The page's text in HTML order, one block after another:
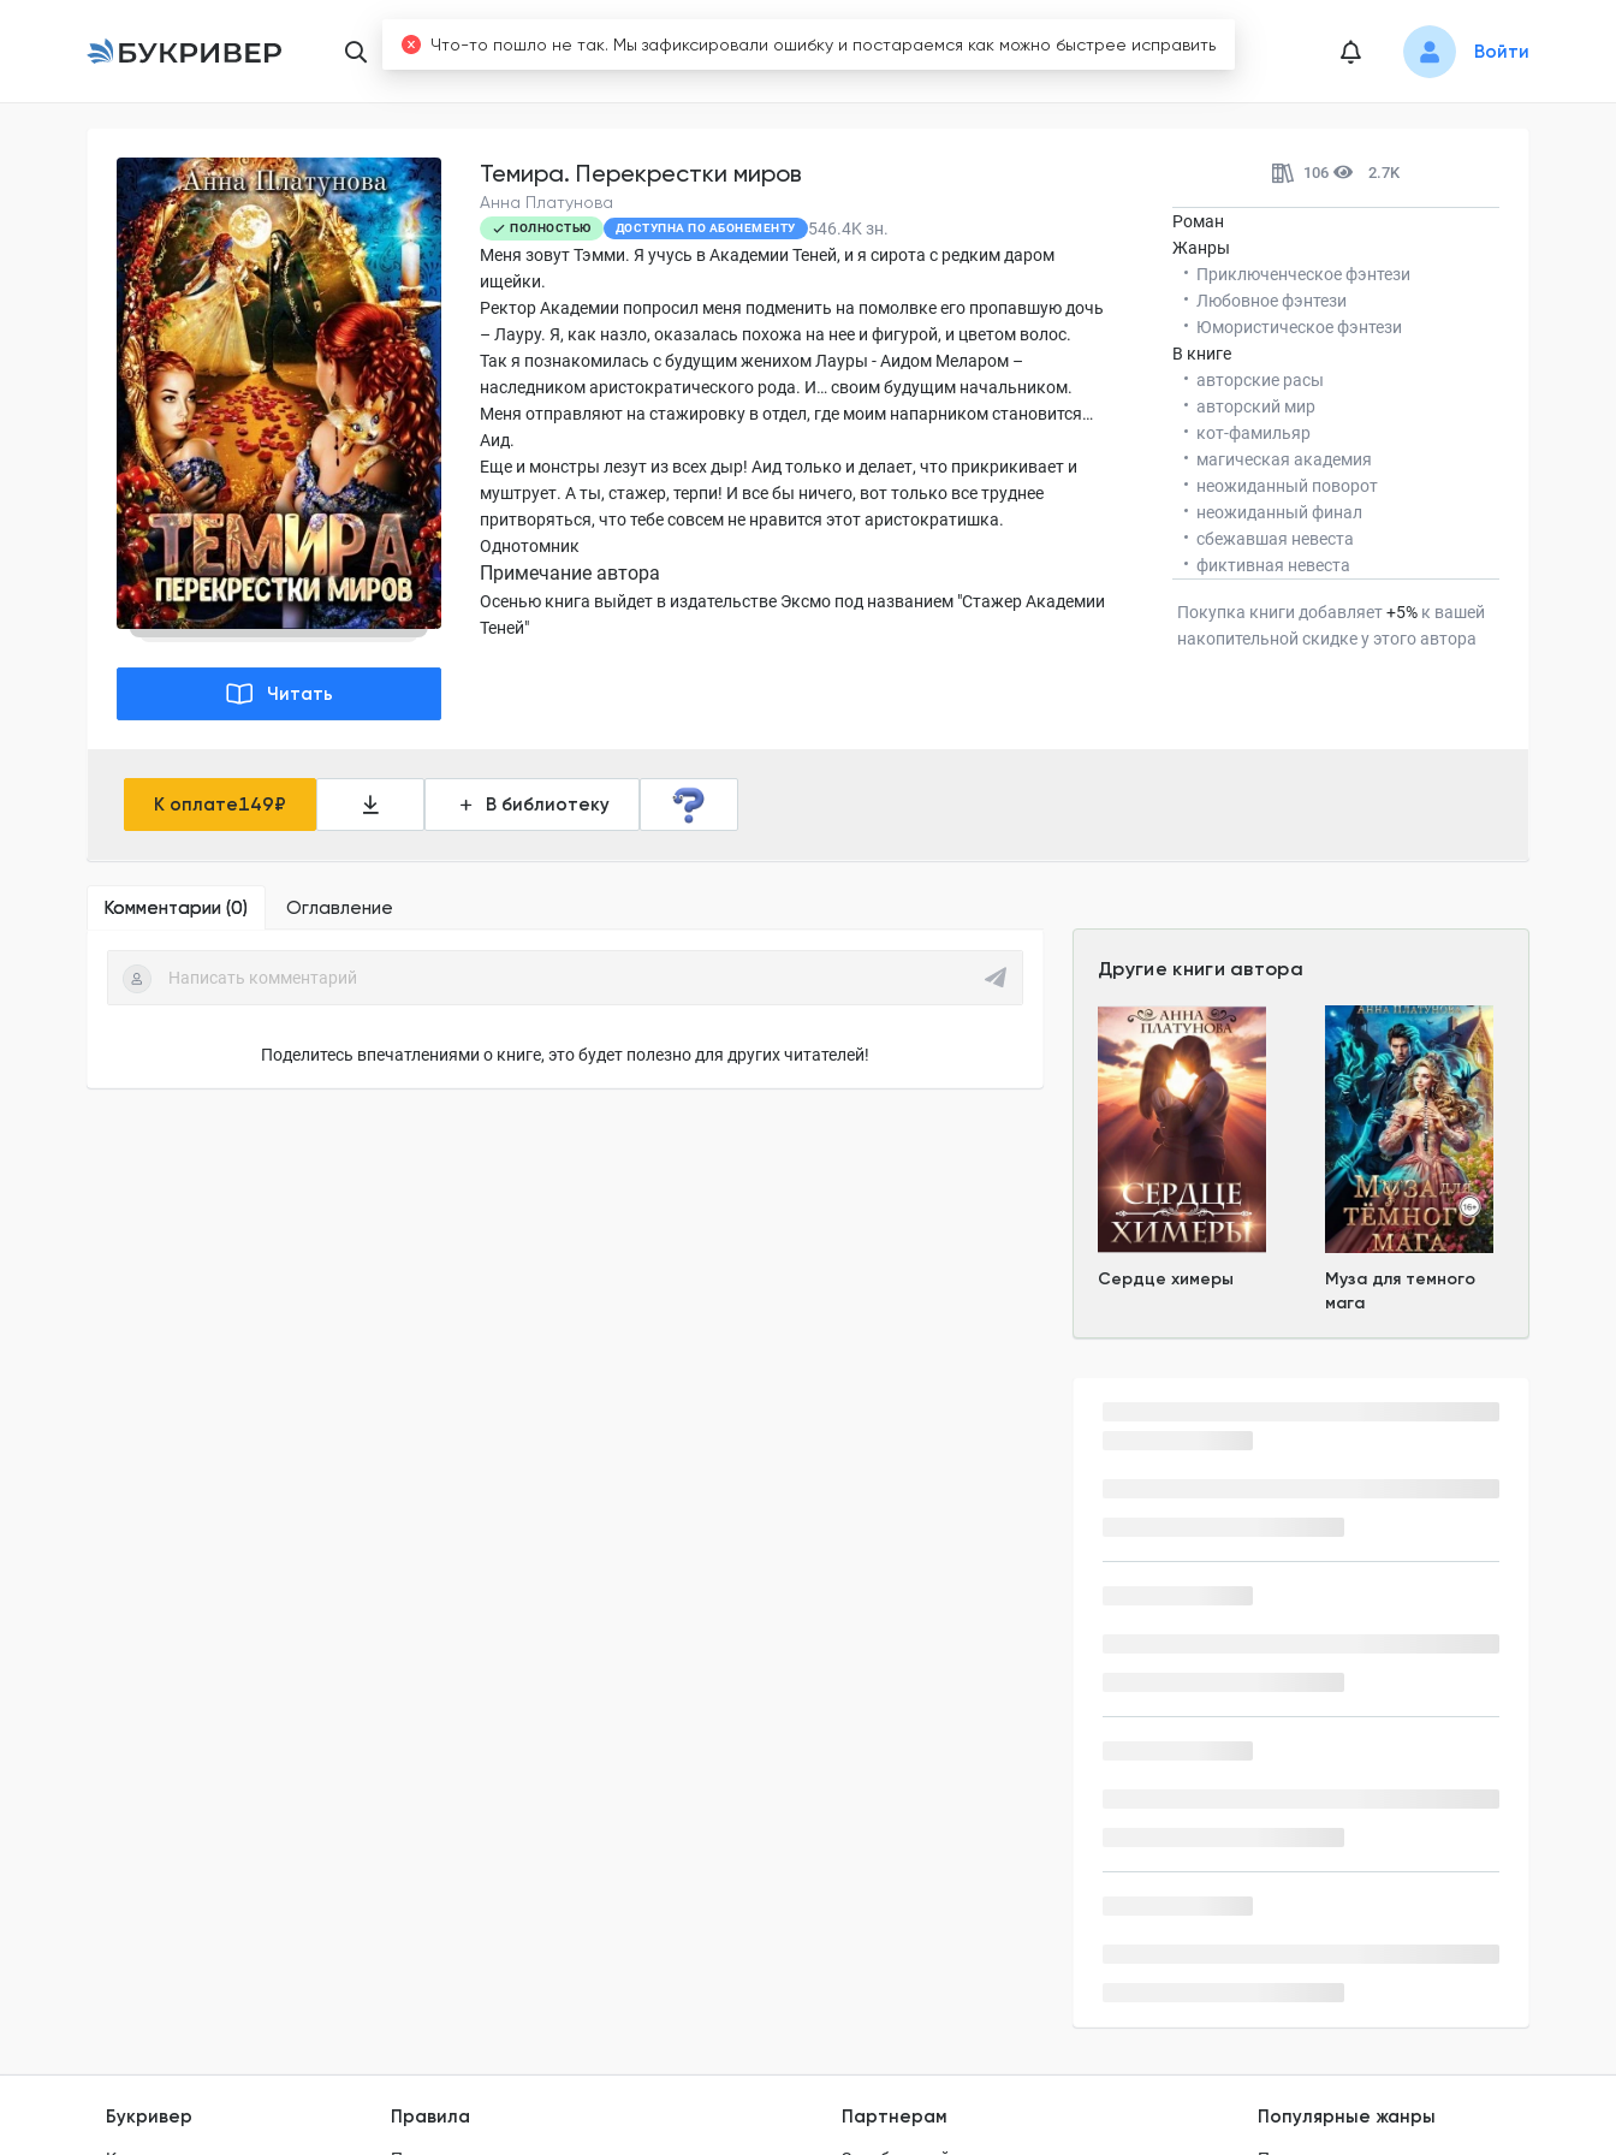
Книги Блоги Конкурсы Абонемент Войти
Читать
Темира. Перекрестки миров
Анна Платунова
ПОЛНОСТЬЮ ДОСТУПНА ПО АБОНЕМЕНТУ 546.4K зн.
Меня зовут Тэмми. Я учусь в Академии Теней, и я сирота с редким даром
ищейки.
Ректор Академии попросил меня подменить на помолвке его пропавшую дочь
– Лауру. Я, как назло, оказалась похожа на нее и фигурой, и цветом волос.
Так я познакомилась с будущим женихом Лауры - Аидом Меларом –
наследником аристократического рода. И… своим будущим начальником.
Меня отправляют на стажировку в отдел, где моим напарником становится…
Аид.
Еще и монстры лезут из всех дыр! Аид только и делает, что прикрикивает и
муштрует. А ты, стажер, терпи! И все бы ничего, вот только все труднее
притворяться, что тебе совсем не нравится этот аристократишка.
Однотомник
Примечание автора
Осенью книга выйдет в издательстве Эксмо под названием "Стажер Академии
Теней"
106 2.7K
Роман
Жанры
Приключенческое фэнтези
Любовное фэнтези
Юмористическое фэнтези
В книге
авторские расы
авторский мир
кот-фамильяр
магическая академия
неожиданный поворот
неожиданный финал
сбежавшая невеста
фиктивная невеста
Покупка книги добавляет+5% к вашей
накопительной скидке у этого автора
К оплате149₽ В библиотеку
Комментарии (0) Оглавление
Поделитесь впечатлениями о книге, это будет полезно для других читателей!
Другие книги автора
Сердце химеры
Муза для темного
мага
Букривер Правила Партнерам Популярные жанры